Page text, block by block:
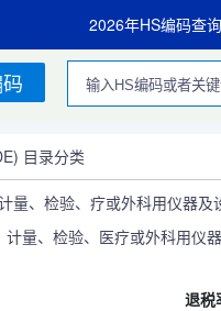
2026年HS编码查询
目录分类
量、检验、疗或外科用仪器
量、检验、医疗或外科用仪
退税